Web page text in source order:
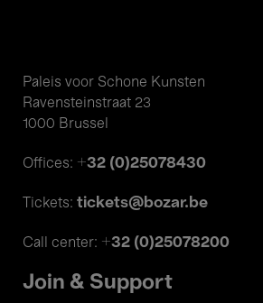
Paleis voor Schone Kunsten
Ravensteinstraat 23
1000 Brussel
Offices: +32 (0)25078430
Tickets: tickets@bozar.be
Call center: +32 (0)25078200
Join & Support